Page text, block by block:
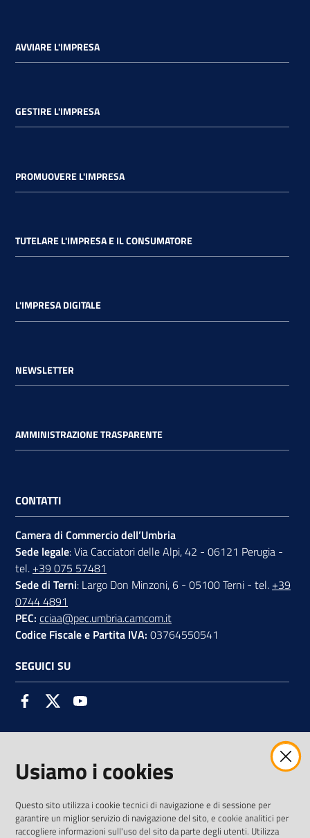
AVVIARE L'IMPRESA
GESTIRE L'IMPRESA
PROMUOVERE L'IMPRESA
TUTELARE L'IMPRESA E IL CONSUMATORE
L'IMPRESA DIGITALE
NEWSLETTER
AMMINISTRAZIONE TRASPARENTE
CONTATTI
Camera di Commercio dell’Umbria
Sede legale: Via Cacciatori delle Alpi, 42 - 06121 Perugia -
tel. +39 075 57481
Sede di Terni: Largo Don Minzoni, 6 - 05100 Terni - tel. +39
0744 4891
PEC: cciaa@pec.umbria.camcom.it
Codice Fiscale e Partita IVA: 03764550541
SEGUICI SU
FacebookTwitter
AMMINISTRAZIONE TRASPARENTE INTERCAM S.C.A.R.L.
Usiamo i cookies
Questo sito utilizza i cookie tecnici di navigazione e di sessione per
garantire un miglior servizio di navigazione del sito, e cookie analitici per
raccogliere informazioni sull'uso del sito da parte degli utenti. Utilizza